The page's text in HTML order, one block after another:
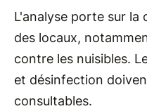
L'analyse porte sur
des locaux,
contre les nuisibles.
et désinfection
consultables.